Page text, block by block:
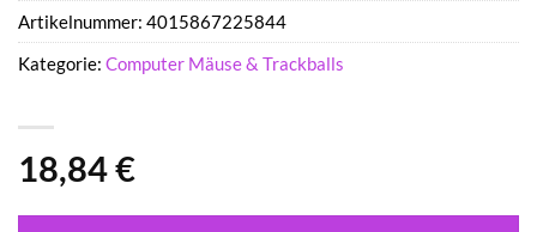
18,84€
Artikelnummer: 4015867225844
Kategorie: Computer Mäuse & Trackballs